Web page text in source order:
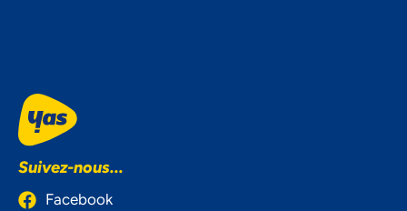
Suivez-nous...
Facebook